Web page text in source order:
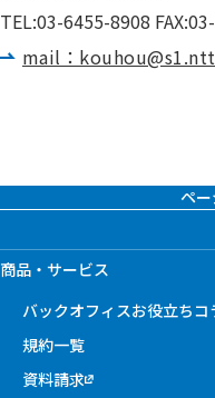
TEL:03-6455-8908
mail：
ペ
商品・サービス
バックオフィスお役立ちコ
規約一覧
資料請求